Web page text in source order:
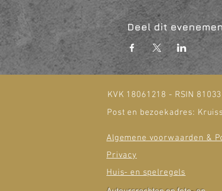
Deel dit
KVK 18061218 - RSIN
Post en bezoekadres:
Algemene voorwaarden &
Privacy
Huis- en spelregels